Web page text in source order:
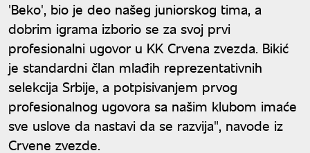
'Beko', bio je deo našeg juniorskog tima, a
dobrim igrama izborio se za svoj prvi
profesionalni ugovor u KK Crvena zvezda. Bikić
je standardni član mlađih reprezentativnih
selekcija Srbije, a potpisivanjem prvog
profesionalnog ugovora sa našim klubom imaće
sve uslove da nastavi da se razvija", navode iz
Crvene zvezde.